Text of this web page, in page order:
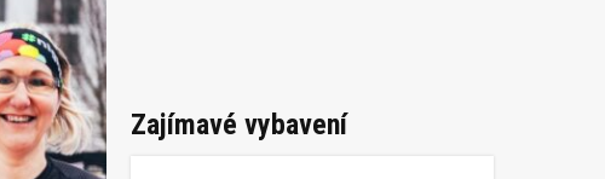
Zajímavé vybavení